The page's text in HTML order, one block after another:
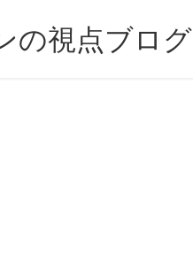
の視点ブログ